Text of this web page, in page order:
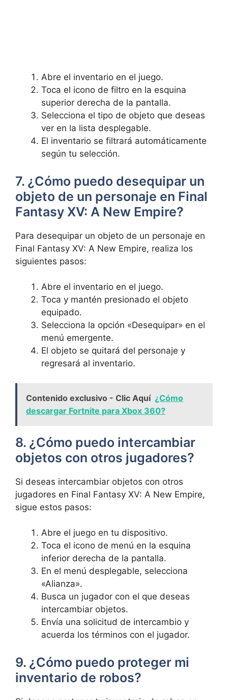
Abre⁢ el​ inventario en el juego.
Toca el icono de filtro en la esquina
superior derecha de la pantalla.
Selecciona ⁣el tipo de objeto que⁢ deseas
ver en la lista ‌desplegable.
El inventario se filtrará automáticamente
según tu selección.
7. ¿Cómo puedo desequipar ‌un
objeto de un personaje en‌ Final
Fantasy XV: A New Empire?
Para desequipar⁤ un⁣ objeto de‌ un personaje en
Final Fantasy XV: A New Empire, realiza los
siguientes pasos:
Abre el inventario en el juego.
Toca y mantén presionado⁤ el objeto​
equipado.
Selecciona la opción «Desequipar» en el
menú emergente.
El objeto se quitará del personaje y
regresará al inventario.
Contenido exclusivo - Clic Aquí ¿Cómo
descargar Fortnite para Xbox 360?
8. ¿Cómo puedo intercambiar
objetos ‌con otros jugadores?
Si deseas intercambiar objetos con otros
jugadores en Final Fantasy ‌XV: A New Empire,
sigue estos pasos:
Abre el juego ​en tu dispositivo.
Toca el icono de menú en⁢ la esquina
inferior derecha de la pantalla.
En el menú desplegable, ⁤selecciona
«Alianza».
Busca un jugador con el que deseas
intercambiar objetos.
Envía una solicitud de ‍intercambio ⁣y
acuerda⁤ los términos con el jugador.
9. ¿Cómo puedo proteger mi
inventario de robos?